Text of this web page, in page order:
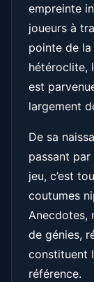
empreinte
joueurs à
pointe de
hétéroclite,
est
largement
De sa
passant
jeu, c’est
coutumes
Anecdotes,
de génies,
constituent
référence.